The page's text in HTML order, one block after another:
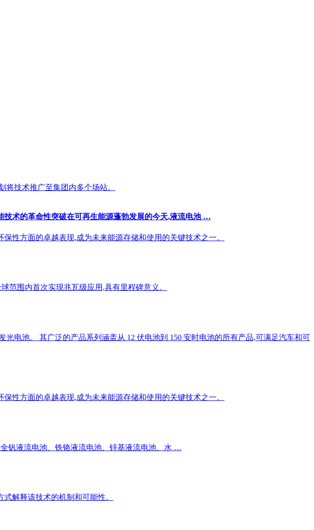
技术推广至集团内多个场站。
术的革命性突破在可再生能源蓬勃发展的今天,液流电池 …
性方面的卓越表现,成为未来能源存储和使用的关键技术之一。
范围内首次实现兆瓦级应用,具有里程碑意义。
电池。 其广泛的产品系列涵盖从 12 伏电池到 150 安时电池的所有产品,可满足汽车和可
性方面的卓越表现,成为未来能源存储和使用的关键技术之一。
钒液流电池、铁铬液流电池、锌基液流电池、水 …
解释该技术的机制和可能性。